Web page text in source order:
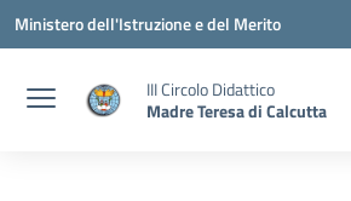
Vai ai contenuti
Vai al menu di navigazione
Vai al footer
Ministero dell'Istruzione e del Merito
III Circolo Didattico
Madre Teresa di Calcutta